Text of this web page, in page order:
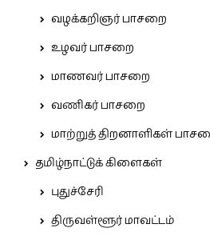
வழக்கறிஞர் பாசறை
உழவர் பாசறை
மாணவர் பாசறை
வணிகர் பாசறை
மாற்றுத் திறனாளிகள்
தமிழ்நாட்டுக் கிளைகள்
புதுச்சேரி
திருவள்ளூர் மாவட்டம்